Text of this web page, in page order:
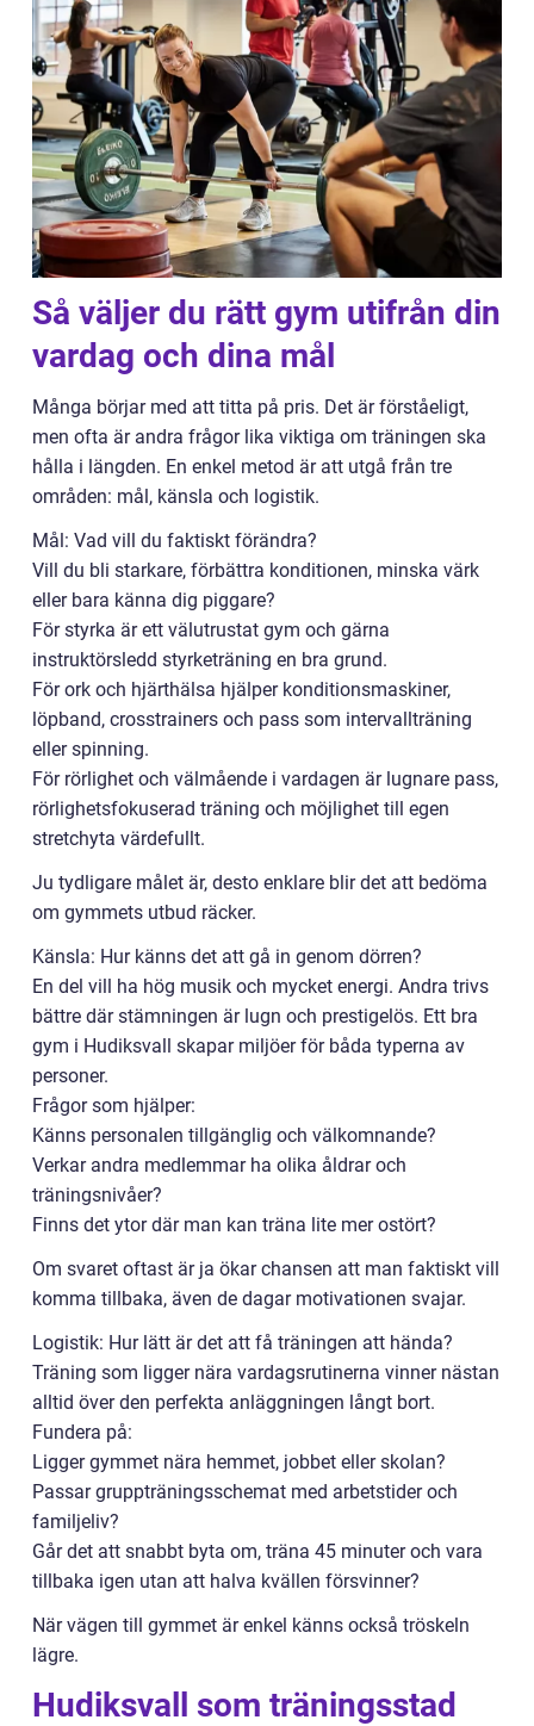
Så väljer du rätt gym utifrån din
vardag och dina mål
Många börjar med att titta på pris. Det är förståeligt,
men ofta är andra frågor lika viktiga om träningen ska
hålla i längden. En enkel metod är att utgå från tre
områden: mål, känsla och logistik.
Mål: Vad vill du faktiskt förändra?
Vill du bli starkare, förbättra konditionen, minska värk
eller bara känna dig piggare?
För styrka är ett välutrustat gym och gärna
instruktörsledd styrketräning en bra grund.
För ork och hjärthälsa hjälper konditionsmaskiner,
löpband, crosstrainers och pass som intervallträning
eller spinning.
För rörlighet och välmående i vardagen är lugnare pass,
rörlighetsfokuserad träning och möjlighet till egen
stretchyta värdefullt.
Ju tydligare målet är, desto enklare blir det att bedöma
om gymmets utbud räcker.
Känsla: Hur känns det att gå in genom dörren?
En del vill ha hög musik och mycket energi. Andra trivs
bättre där stämningen är lugn och prestigelös. Ett bra
gym i Hudiksvall skapar miljöer för båda typerna av
personer.
Frågor som hjälper:
Känns personalen tillgänglig och välkomnande?
Verkar andra medlemmar ha olika åldrar och
träningsnivåer?
Finns det ytor där man kan träna lite mer ostört?
Om svaret oftast är ja ökar chansen att man faktiskt vill
komma tillbaka, även de dagar motivationen svajar.
Logistik: Hur lätt är det att få träningen att hända?
Träning som ligger nära vardagsrutinerna vinner nästan
alltid över den perfekta anläggningen långt bort.
Fundera på:
Ligger gymmet nära hemmet, jobbet eller skolan?
Passar gruppträningsschemat med arbetstider och
familjeliv?
Går det att snabbt byta om, träna 45 minuter och vara
tillbaka igen utan att halva kvällen försvinner?
När vägen till gymmet är enkel känns också tröskeln
lägre.
Hudiksvall som träningsstad